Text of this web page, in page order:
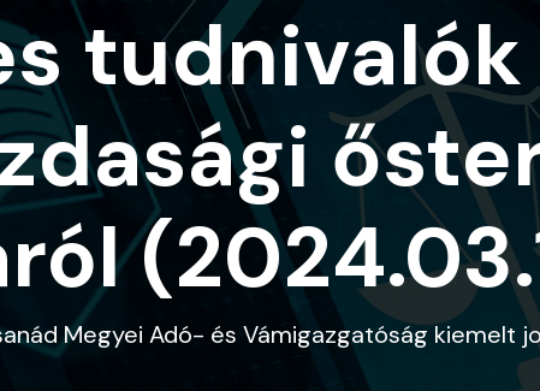
tudnivalók
Megyei Adó- és Vámigazgatóság